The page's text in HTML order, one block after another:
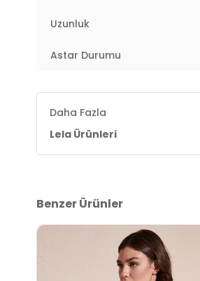
Uzunluk
Astar Durumu
Daha Fazla
Lela Ürünleri
Benzer Ürünler